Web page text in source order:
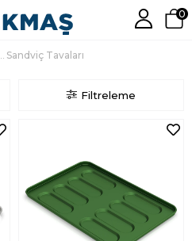
0
Sandviç Tavaları
Filtreleme